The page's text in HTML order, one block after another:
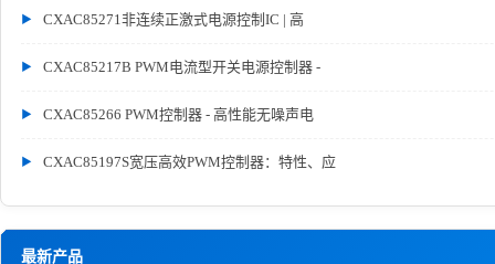
CXAC85271非连续正激式电源控制IC | 高
CXAC85217B PWM电流型开关电源控制器 -
CXAC85266 PWM控制器 - 高性能无噪声电
CXAC85197S宽压高效PWM控制器：特性、应
最新产品